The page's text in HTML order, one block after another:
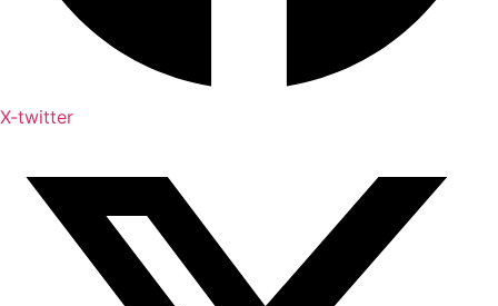
X-twitter